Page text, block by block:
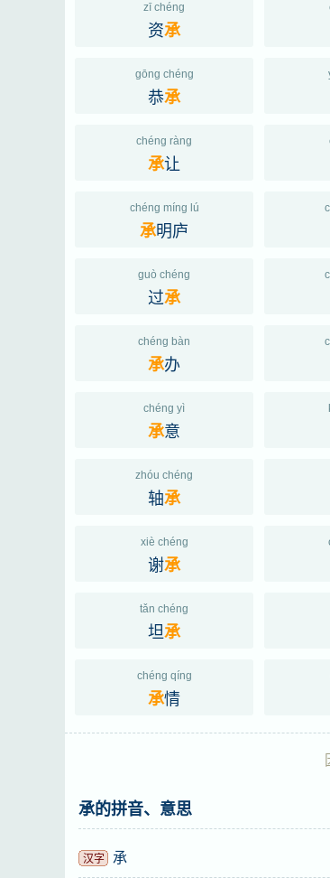
zī chéng
资承
gōng chéng
恭承
chéng ràng
承让
chéng míng lú
承明庐
guò chéng
过承
chéng bàn
承办
chéng yì
承意
zhóu chéng
轴承
xiè chéng
谢承
tǎn chéng
坦承
chéng qíng
承情
承的拼音、意思
汉字 承